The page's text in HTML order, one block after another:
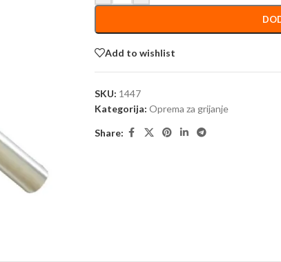
Add to wishlist
SKU: 1447
Kategorija: Oprema za grijanje
Share: